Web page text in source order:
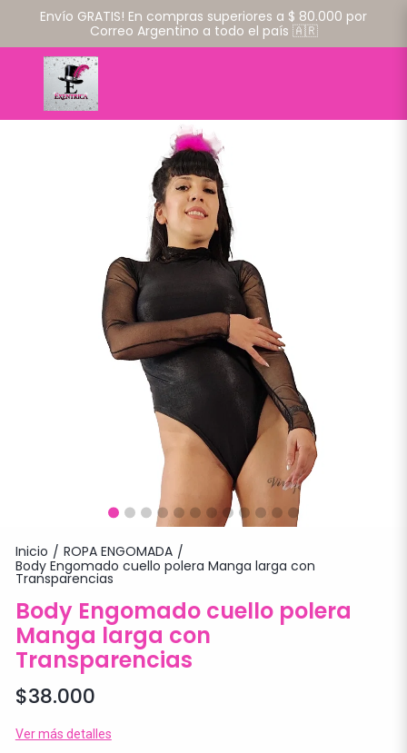
Envío GRATIS! En compras superiores a $ 80.000 por
Correo Argentino a todo el país 🇦🇷
Inicio / ROPA ENGOMADA /
Body Engomado cuello polera Manga larga con
Transparencias
Body Engomado cuello polera
Manga larga con
Transparencias
$38.000
Ver más detalles